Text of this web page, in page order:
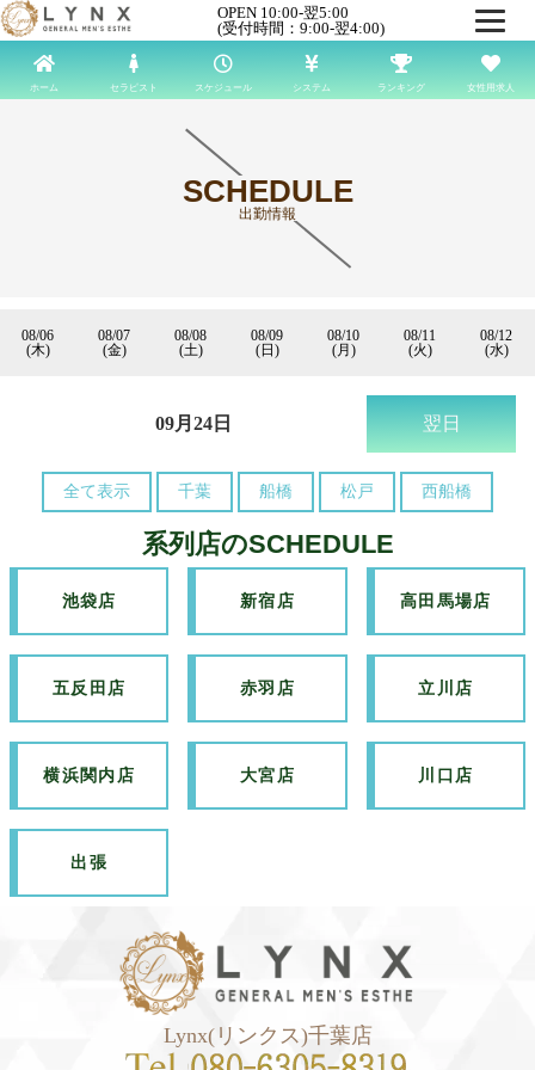
OPEN 10:00-翌5:00
(受付時間：9:00-翌4:00)
ホーム セラピスト スケジュール システム ランキング 女性用求人
SCHEDULE
出勤情報
08/06
(木)
08/07
(金)
08/08
(土)
08/09
(日)
08/10
(月)
08/11
(火)
08/12
(水)
09月24日 翌日
全て表示 千葉 船橋 松戸 西船橋
系列店のSCHEDULE
池袋店 新宿店 高田馬場店
五反田店 赤羽店 立川店
横浜関内店 大宮店 川口店
出張
Lynx(リンクス)千葉店